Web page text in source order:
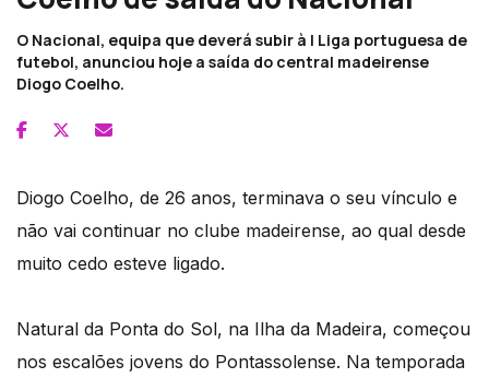
O Nacional, equipa que deverá subir à I Liga portuguesa de
futebol, anunciou hoje a saída do central madeirense
Diogo Coelho.
Diogo Coelho, de 26 anos, terminava o seu vínculo e
não vai continuar no clube madeirense, ao qual desde
muito cedo esteve ligado.
Natural da Ponta do Sol, na Ilha da Madeira, começou
nos escalões jovens do Pontassolense. Na temporada